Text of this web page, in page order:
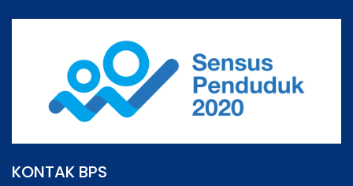
KONTAK BPS